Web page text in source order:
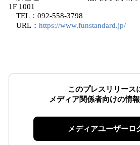
1F 1001
TEL：092-558-3798
URL： https://www.funstandard.jp/
このプレスリリース
メディア関係者向けの情
メディアユーザーロ